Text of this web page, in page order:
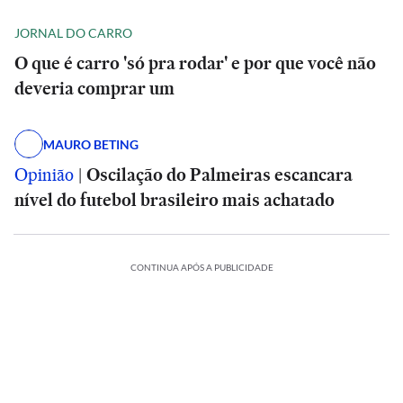
JORNAL DO CARRO
O que é carro 'só pra rodar' e por que você não
deveria comprar um
MAURO BETING
Opinião | Oscilação do Palmeiras escancara
nível do futebol brasileiro mais achatado
CONTINUA APÓS A PUBLICIDADE